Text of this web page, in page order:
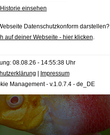
Historie einsehen
Datenschutzkonform darstellen?
auf deiner Webseite - hier klicken.
08.08.26 - 14:55:38 Uhr
Impressum
Management - v.1.0.7.4 - de_DE